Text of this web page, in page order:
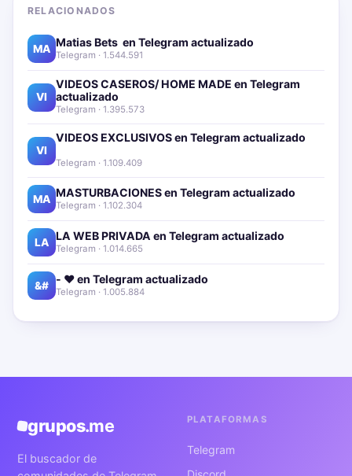
RELACIONADOS
MA Matias Bets ‍ en Telegram actualizado📱🔥
Telegram · 1.544.591
VI
VIDEOS CASEROS/ HOME MADE en Telegram
actualizado📱🔥
Telegram · 1.395.573
VI
VIDEOS EXCLUSIVOS en Telegram actualizado📱
Telegram · 1.109.409
MA MASTURBACIONES en Telegram actualizado📱🔥
Telegram · 1.102.304
LA LA WEB PRIVADA en Telegram actualizado📱🔥
Telegram · 1.014.665
&# - ❤️ en Telegram actualizado📱🔥
Telegram · 1.005.884
grupos.me
El buscador de
PLATAFORMAS
Telegram